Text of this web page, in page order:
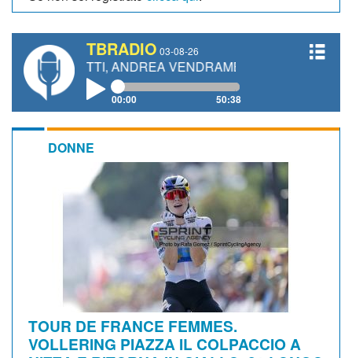
TBRADIO 03-08-26
ANDREA VENDRAME, FILIPPO FIORELLI
00:00 50:38
DONNE
TOUR DE FRANCE FEMMES.
VOLLERING PIAZZA IL COLPACCIO A